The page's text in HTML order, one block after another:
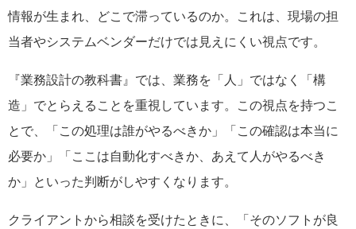
情報が生まれ、どこで滞っているのか。これは、現場の担
当者やシステムベンダーだけでは見えにくい視点です。
『業務設計の教科書』では、業務を「人」ではなく「構
造」でとらえることを重視しています。この視点を持つこ
とで、「この処理は誰がやるべきか」「この確認は本当に
必要か」「ここは自動化すべきか、あえて人がやるべき
か」といった判断がしやすくなります。
クライアントから相談を受けたときに、「そのソフトが良